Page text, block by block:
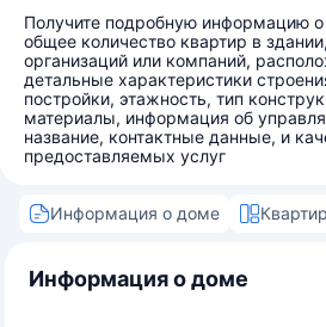
Получите подробную информацию
общее количество квартир в
организаций или компаний,
детальные характеристики
постройки, этажность, тип
материалы, информация об
название, контактные данные, и
предоставляемых услуг
Информация о доме
Информация о доме